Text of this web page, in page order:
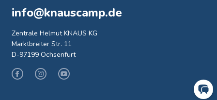
info@knauscamp.de
Zentrale Helmut KNAUS KG
Marktbreiter Str. 11
D-97199 Ochsenfurt
FacebookInstagramYoutube